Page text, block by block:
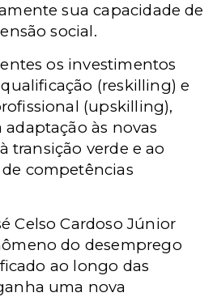
sua capacidade de
social.
os investimentos
(reskilling) e
(upskilling),
às novas
transição verde e ao
competências
Celso Cardoso Júnior
do desemprego
ao longo das
uma nova